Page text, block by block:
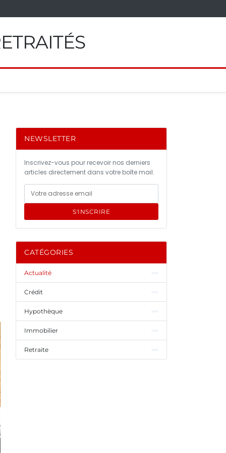
NEWSLETTER
Inscrivez-vous pour recevoir nos derniers
articles directement dans votre boîte mail.
S'INSCRIRE
CATÉGORIES
Actualité
Crédit
Hypothèque
Immobilier
Retraite